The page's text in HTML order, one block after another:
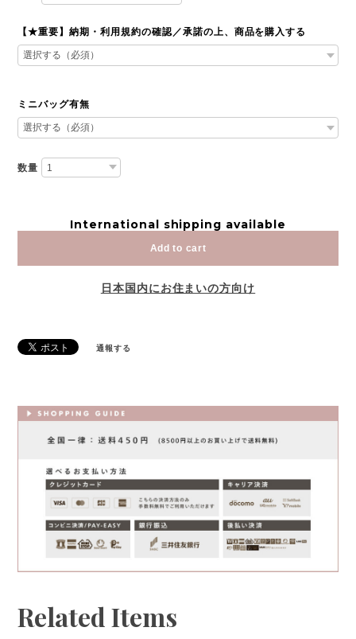
【★重要】納期・利用規約の確認／承諾の上、商品を購入する
ミニバッグ有無
数量
International shipping available
Add to cart
日本国内にお住まいの方向け
通報する
Related Items